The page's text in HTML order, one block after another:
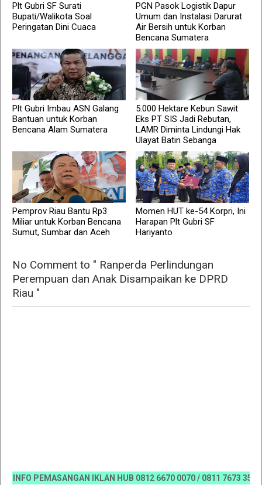
Plt Gubri SF Surati
Bupati/Walikota Soal
Peringatan Dini Cuaca
PGN Pasok Logistik Dapur
Umum dan Instalasi Darurat
Air Bersih untuk Korban
Bencana Sumatera
Plt Gubri Imbau ASN Galang
Bantuan untuk Korban
Bencana Alam Sumatera
5.000 Hektare Kebun Sawit
Eks PT SIS Jadi Rebutan,
LAMR Diminta Lindungi Hak
Ulayat Batin Sebanga
Pemprov Riau Bantu Rp3
Miliar untuk Korban Bencana
Sumut, Sumbar dan Aceh
Momen HUT ke-54 Korpri, Ini
Harapan Plt Gubri SF
Hariyanto
No Comment to " Ranperda Perlindungan
Perempuan dan Anak Disampaikan ke DPRD
Riau "
PEMASANGAN IKLAN HUB 0812 6670 0070 / 0811 7673 35,